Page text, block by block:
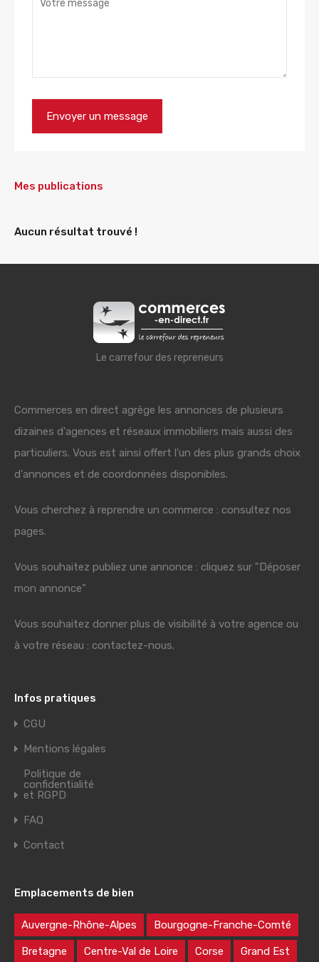
Mes publications
Aucun résultat trouvé !
Le carrefour des repreneurs
Commerces en direct agrège les annonces de plusieurs
dizaines d'agences et réseaux immobiliers mais aussi des
particuliers. Vous est ainsi offert l'un des plus grands choix
d'annonces et de coordonnées disponibles.
Vous cherchez à reprendre un commerce : consultez nos
pages.
Vous souhaitez publiez une annonce : cliquez sur "Déposer
mon annonce"
Vous souhaitez donner plus de visibilité à votre agence ou
à votre réseau : contactez-nous.
Infos pratiques
CGU
Mentions légales
Politique de
confidentialité
et RGPD
FAQ
Contact
Emplacements de bien
Auvergne-Rhône-Alpes Bourgogne-Franche-Comté
Bretagne Centre-Val de Loire Corse Grand Est